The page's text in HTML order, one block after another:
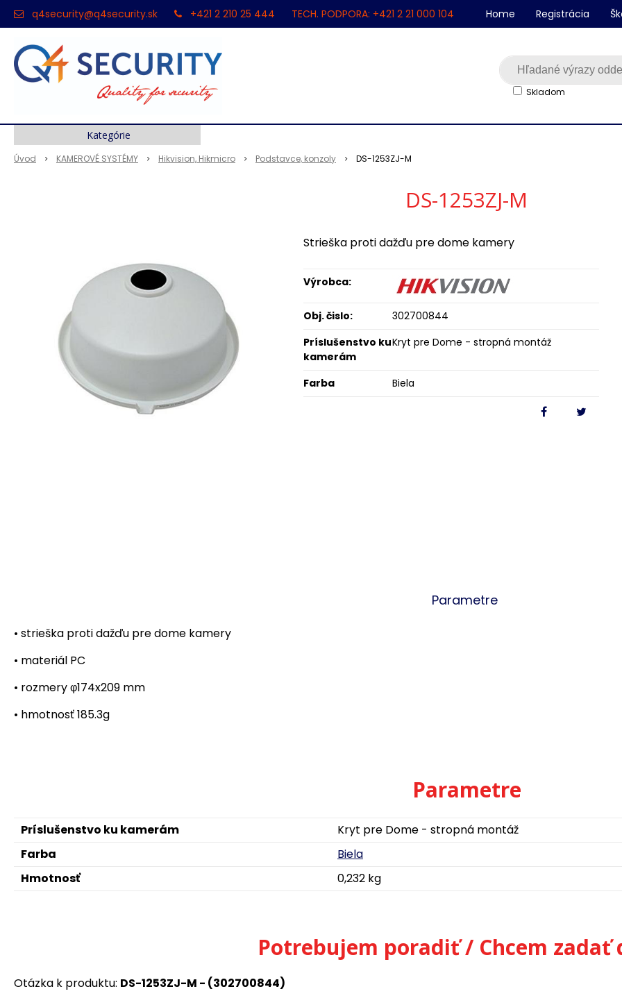
q4security@q4security.sk +421 2 210 25 444 TECH. PODPORA: +421 2 21 000 104
Skladom
Home Registrácia
Úvod KAMEROVÉ SYSTÉMY Hikvision, Hikmicro Podstavce, konzoly DS-1253ZJ-M
DS-1253ZJ-M
Strieška proti dažďu pre dome kamery
Výrobca:
Obj. čislo:
302700844
Príslušenstvo ku
kamerám
Kryt pre Dome - stropná montáž
Farba Biela
Parametre
• strieška proti dažďu pre dome kamery
• materiál PC
• rozmery φ174x209 mm
• hmotnosť 185.3g
Parametre
Príslušenstvo ku kamerám
Kryt pre Dome - stropná montáž
Farba
Biela
Hmotnosť
0,232 kg
Potrebujem poradiť / Chcem zadať
Otázka k produktu: DS-1253ZJ-M - (302700844)
Kategórie